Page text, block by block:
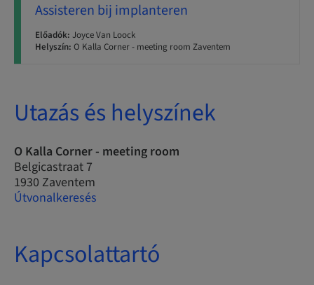
Assisteren bij implanteren
Előadók: Joyce Van Loock
Helyszín: O Kalla Corner - meeting room Zaventem
Utazás és helyszínek
O Kalla Corner - meeting room
Belgicastraat 7
1930 Zaventem
Útvonalkeresés
Kapcsolattartó